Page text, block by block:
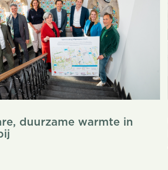
duurzame warmte in